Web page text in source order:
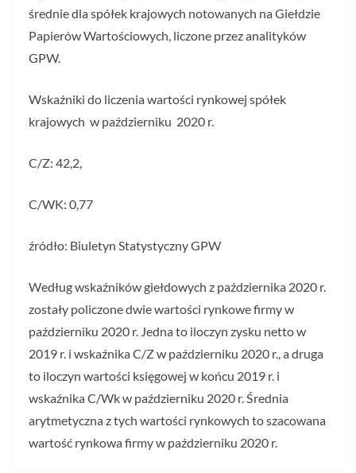
średnie dla spółek krajowych notowanych na Giełdzie
Papierów Wartościowych, liczone przez analityków
GPW.
Wskaźniki do liczenia wartości rynkowej spółek
krajowych w październiku 2020 r.
C/Z: 42,2,
C/WK: 0,77
źródło: Biuletyn Statystyczny GPW
Według wskaźników giełdowych z października 2020 r.
zostały policzone dwie wartości rynkowe firmy w
październiku 2020 r. Jedna to iloczyn zysku netto w
2019 r. i wskaźnika C/Z w październiku 2020 r., a druga
to iloczyn wartości księgowej w końcu 2019 r. i
wskaźnika C/Wk w październiku 2020 r. Średnia
arytmetyczna z tych wartości rynkowych to szacowana
wartość rynkowa firmy w październiku 2020 r.